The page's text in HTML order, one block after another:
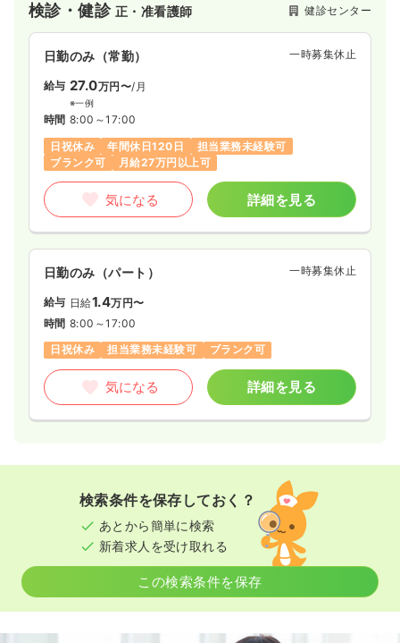
検診・健診 正・准看護師 健診センター
日勤のみ（常勤） 一時募集休止
給与 27.0万円〜/月
※一例
時間 8:00～17:00
日祝休み
年間休日120日
担当業務未経験可
ブランク可
月給27万円以上可
気になる 詳細を見る
日勤のみ（パート） 一時募集休止
給与 日給1.4万円〜
時間 8:00～17:00
日祝休み
担当業務未経験可 ブランク可
気になる 詳細を見る
検索条件を保存しておく？
あとから簡単に検索
新着求人を受け取れる
この検索条件を保存